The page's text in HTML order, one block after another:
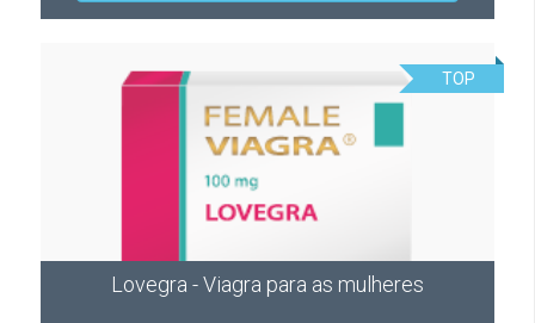
TOP
Lovegra - Viagra para as mulheres